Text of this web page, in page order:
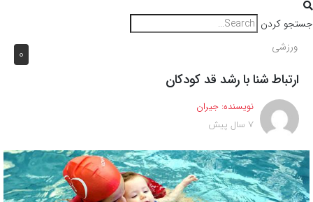
جستجو کردن
0 ورزشی
ارتباط شنا با رشد قد کودکان
نویسنده: جیران
7 سال پیش